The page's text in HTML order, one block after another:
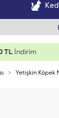
Yetişkin Köpek